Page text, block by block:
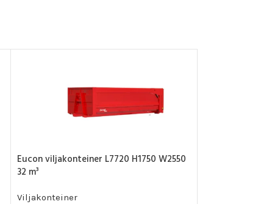
Eucon viljakonteiner L7720 H1750 W2550
32 m³
Viljakonteiner